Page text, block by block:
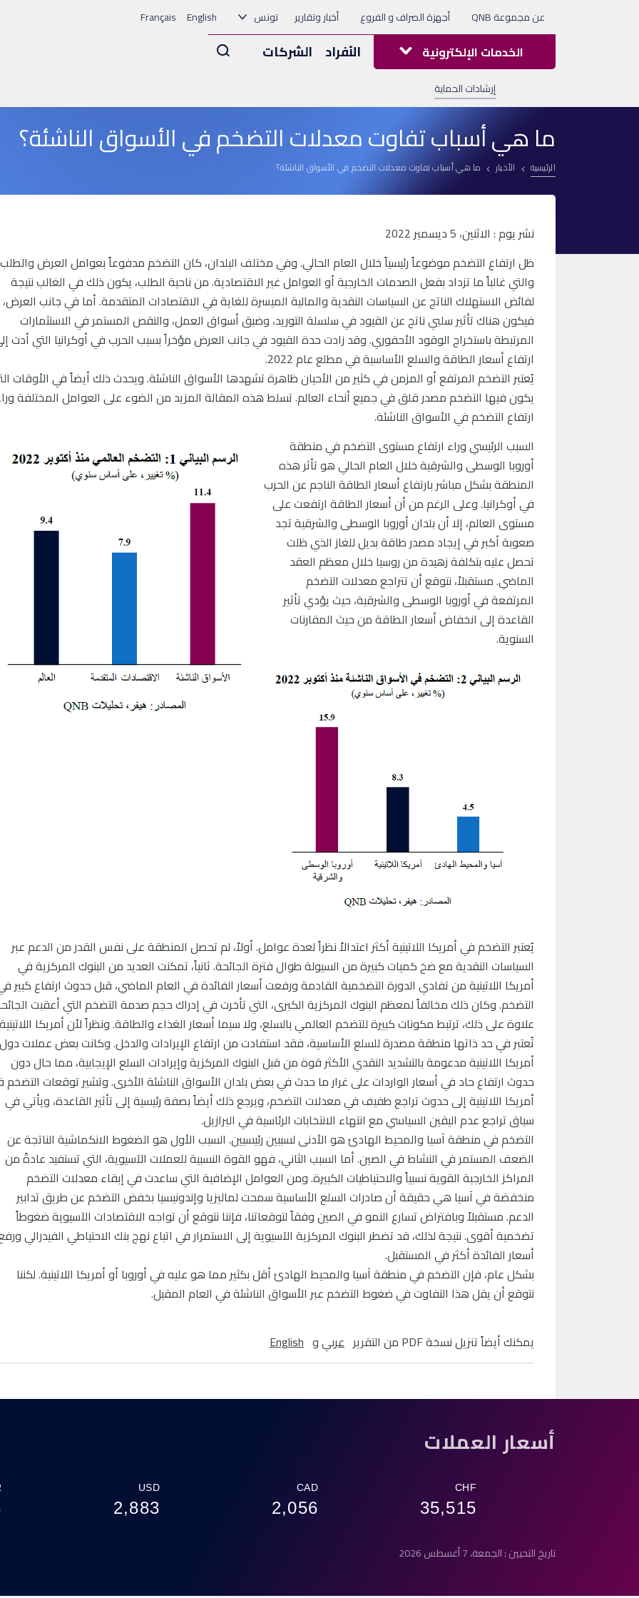
عن مجموعة QNB أجهزة الصراف و الفروع أخبار وتقارير تونس English
Français
الأفراد الشركاتArama الخدمات الإلكترونية
إرشادات الحماية
ما هي أسباب تفاوت معدلات التضخم في الأسواق الناشئة؟
الرئيسية الأخبار ما هي أسباب تفاوت معدلات التضخم في الأسواق الناشئة؟
نشر يوم : الاثنين، 5 ديسمبر 2022
ظل ارتفاع التضخم موضوعاً رئيسياً خلال العام الحالي. وفي مختلف البلدان، كان التضخم مدفوعاً بعوامل العرض
والتي غالباً ما تزداد بفعل الصدمات الخارجية أو العوامل غير الاقتصادية. من ناحية الطلب، يكون ذلك في الغالب نتيجة
لفائض الاستهلاك الناتج عن السياسات النقدية والمالية الميسرة للغاية في الاقتصادات المتقدمة. أما في جانب العرض،
فيكون هناك تأثير سلبي ناتج عن القيود في سلسلة التوريد، وضيق أسواق العمل، والنقص المستمر في الاستثمارات
المرتبطة باستخراج الوقود الأحفوري. وقد زادت حدة القيود في جانب العرض مؤخراً بسبب الحرب في أوكرانيا التي أدت
ارتفاع أسعار الطاقة والسلع الأساسية في مطلع عام 2022.
يُعتبر التضخم المرتفع أو المزمن في كثير من الأحيان ظاهرة تشهدها الأسواق الناشئة. ويحدث ذلك أيضاً في الأوقات
يكون فيها التضخم مصدر قلق في جميع أنحاء العالم. تسلط هذه المقالة المزيد من الضوء على العوامل المختلفة
ارتفاع التضخم في الأسواق الناشئة.
السبب الرئيسي وراء ارتفاع مستوى التضخم في منطقة
أوروبا الوسطى والشرقية خلال العام الحالي هو تأثر هذه
المنطقة بشكل مباشر بارتفاع أسعار الطاقة الناجم عن الحرب
في أوكرانيا. وعلى الرغم من أن أسعار الطاقة ارتفعت على
مستوى العالم، إلا أن بلدان أوروبا الوسطى والشرقية تجد
صعوبة أكبر في إيجاد مصدر طاقة بديل للغاز الذي ظلت
تحصل عليه بتكلفة زهيدة من روسيا خلال معظم العقد
الماضي. مستقبلاً، نتوقع أن تتراجع معدلات التضخم
المرتفعة في أوروبا الوسطى والشرقية، حيث يؤدي تأثير
القاعدة إلى انخفاض أسعار الطاقة من حيث المقارنات
السنوية.
يُعتبر التضخم في أمريكا اللاتينية أكثر اعتدالاً نظراً لعدة عوامل. أولاً، لم تحصل المنطقة على نفس القدر من الدعم عبر
السياسات النقدية مع ضخ كميات كبيرة من السيولة طوال فترة الجائحة. ثانياً، تمكنت العديد من البنوك المركزية في
أمريكا اللاتينية من تفادي الدورة التضخمية القادمة ورفعت أسعار الفائدة في العام الماضي، قبل حدوث ارتفاع كبير
التضخم. وكان ذلك مخالفاً لمعظم البنوك المركزية الكبرى، التي تأخرت في إدراك حجم صدمة التضخم التي أعقبت
علاوة على ذلك، ترتبط مكونات كبيرة للتضخم العالمي بالسلع، ولا سيما أسعار الغذاء والطاقة. ونظراً لأن أمريكا اللاتينية
تُعتبر في حد ذاتها منطقة مصدرة للسلع الأساسية، فقد استفادت من ارتفاع الإيرادات والدخل. وكانت بعض عملات دول
أمريكا اللاتينية مدعومة بالتشديد النقدي الأكثر قوة من قبل البنوك المركزية وإيرادات السلع الإيجابية، مما حال دون
حدوث ارتفاع حاد في أسعار الواردات على غرار ما حدث في بعض بلدان الأسواق الناشئة الأخرى. وتشير توقعات
أمريكا اللاتينية إلى حدوث تراجع طفيف في معدلات التضخم، ويرجع ذلك أيضاً بصفة رئيسية إلى تأثير القاعدة، ويأتي في
سياق تراجع عدم اليقين السياسي مع انتهاء الانتخابات الرئاسية في البرازيل.
التضخم في منطقة آسيا والمحيط الهادئ هو الأدنى لسببين رئيسيين. السبب الأول هو الضغوط الانكماشية الناتجة عن
الضعف المستمر في النشاط في الصين. أما السبب الثاني، فهو القوة النسبية للعملات الآسيوية، التي تستفيد عادةً من
المراكز الخارجية القوية نسبياً والاحتياطيات الكبيرة. ومن العوامل الإضافية التي ساعدت في إبقاء معدلات التضخم
منخفضة في آسيا هي حقيقة أن صادرات السلع الأساسية سمحت لماليزيا وإندونيسيا بخفض التضخم عن طريق تدابير
الدعم. مستقبلاً وبافتراض تسارع النمو في الصين وفقاً لتوقعاتنا، فإننا نتوقع أن تواجه الاقتصادات الآسيوية ضغوطاً
تضخمية أقوى. نتيجة لذلك، قد تضطر البنوك المركزية الآسيوية إلى الاستمرار في اتباع نهج بنك الاحتياطي الفيدرالي
أسعار الفائدة أكثر في المستقبل.
بشكل عام، فإن التضخم في منطقة آسيا والمحيط الهادئ أقل بكثير مما هو عليه في أوروبا أو أمريكا اللاتينية. لكننا
نتوقع أن يقل هذا التفاوت في ضغوط التضخم عبر الأسواق الناشئة في العام المقبل.
يمكنك أيضاً تنزيل نسخة PDF من التقرير عربيو English
أسعار العملات
USD
2,883
CAD
2,056
CHF
35,515
تاريخ التحيين : الجمعة، 7 أغسطس 2026